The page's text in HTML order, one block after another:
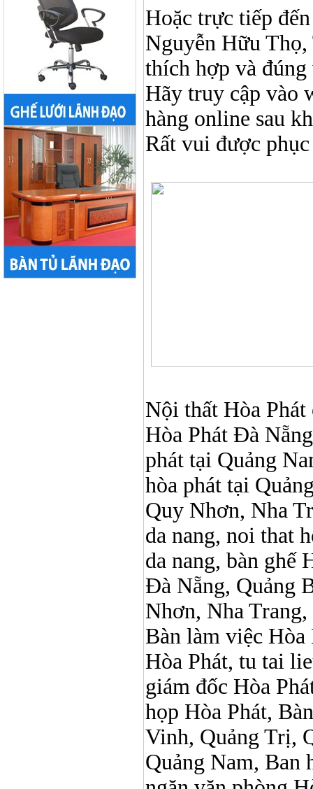
Hoặc trực tiếp
Nguyễn Hữu Thọ,
thích hợp và
Hãy truy cập vào
hàng online sau
Rất vui được
Nội thất Hòa
Hòa Phát Đà
phát tại Quảng
hòa phát tại
Quy Nhơn, Nha
da nang, noi that
da nang, bàn ghế
Đà Nẵng, Quảng
Nhơn, Nha
Bàn làm việc Hòa
Hòa Phát, tu tai
giám đốc Hòa
họp Hòa Phát,
Vinh, Quảng Trị,
Quảng Nam, Ban